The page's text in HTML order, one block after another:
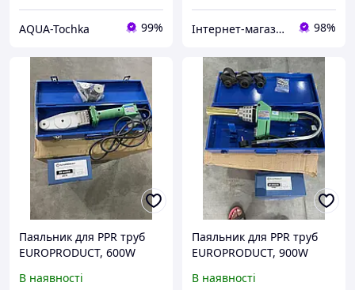
AQUA-Tochka 99% Інтернет-магазин "Kalde-freeline" 98%
Паяльник для PPR труб
EUROPRODUCT, 600W
В наявності
Паяльник для PPR труб
EUROPRODUCT, 900W
В наявності